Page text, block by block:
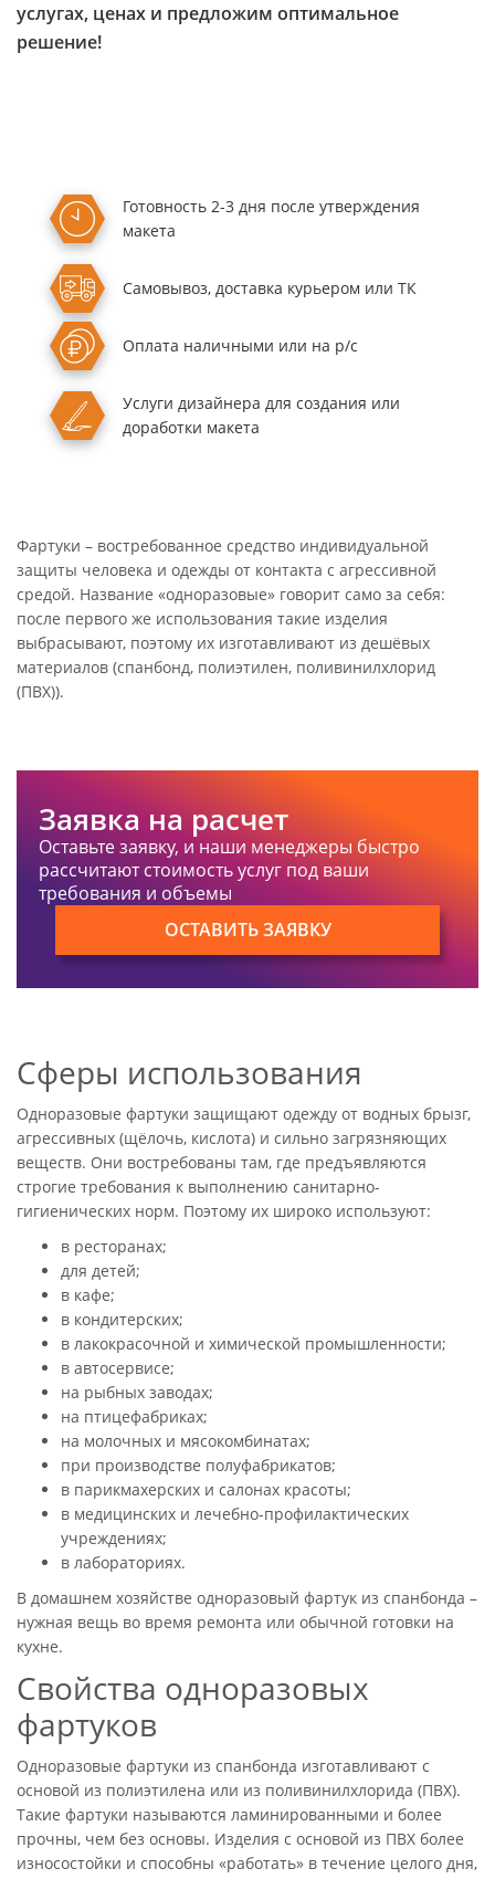
услугах, ценах и предложим оптимальное
решение!
Готовность 2-3 дня после утверждения
макета
Самовывоз, доставка курьером или ТК
Оплата наличными или на р/с
Услуги дизайнера для создания или
доработки макета
Фартуки – востребованное средство индивидуальной
защиты человека и одежды от контакта с агрессивной
средой. Название «одноразовые» говорит само за себя:
после первого же использования такие изделия
выбрасывают, поэтому их изготавливают из дешёвых
материалов (спанбонд, полиэтилен, поливинилхлорид
(ПВХ)).
Заявка на расчет
Оставьте заявку, и наши менеджеры быстро
рассчитают стоимость услуг под ваши
требования и объемы
ОСТАВИТЬ ЗАЯВКУ
Сферы использования
Одноразовые фартуки защищают одежду от водных брызг,
агрессивных (щёлочь, кислота) и сильно загрязняющих
веществ. Они востребованы там, где предъявляются
строгие требования к выполнению санитарно-
гигиенических норм. Поэтому их широко используют:
в ресторанах;
для детей;
в кафе;
в кондитерских;
в лакокрасочной и химической промышленности;
в автосервисе;
на рыбных заводах;
на птицефабриках;
на молочных и мясокомбинатах;
при производстве полуфабрикатов;
в парикмахерских и салонах красоты;
в медицинских и лечебно-профилактических
учреждениях;
в лабораториях.
В домашнем хозяйстве одноразовый фартук из спанбонда –
нужная вещь во время ремонта или обычной готовки на
кухне.
Свойства одноразовых
фартуков
Одноразовые фартуки из спанбонда изготавливают с
основой из полиэтилена или из поливинилхлорида (ПВХ).
Такие фартуки называются ламинированными и более
прочны, чем без основы. Изделия с основой из ПВХ более
износостойки и способны «работать» в течение целого дня,